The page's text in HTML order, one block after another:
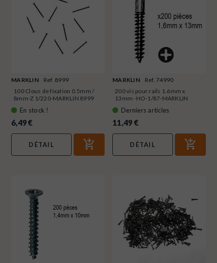
MARKLIN
Ref. 8999
100 Clous de fixation 0.5mm /
8mm-Z 1/220-MARKLIN 8999
En stock !
6,49 €
DÉTAIL
MARKLIN
Ref. 74990
200 vis pour rails 1.6mm x
13mm -HO-1/87-MARKLIN
74990
Derniers articles
11,49 €
DÉTAIL